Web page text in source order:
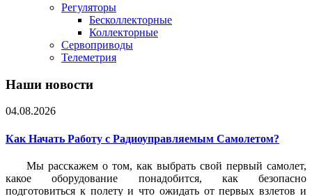
Регуляторы
Бесколлекторные
Коллекторные
Сервоприводы
Телеметрия
Наши новости
04.08.2026
Как Начать Работу с Радиоуправляемым Самолетом?
Мы расскажем о том, как выбрать свой первый самолет,
какое оборудование понадобится, как безопасно
подготовиться к полету и что ожидать от первых взлетов и